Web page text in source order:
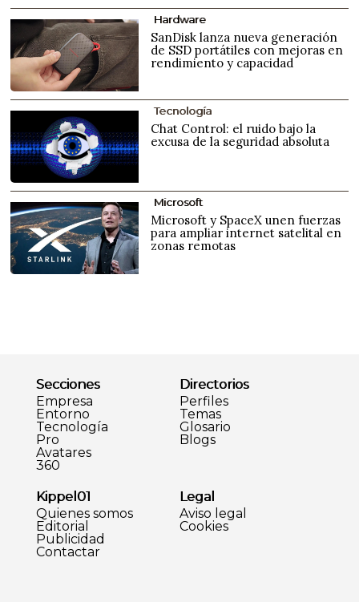
Hardware
SanDisk lanza nueva generación
de SSD portátiles con mejoras en
rendimiento y capacidad
Tecnología
Chat Control: el ruido bajo la
excusa de la seguridad absoluta
Microsoft
Microsoft y SpaceX unen fuerzas
para ampliar internet satelital en
zonas remotas
Secciones
Empresa
Entorno
Tecnología
Pro
Avatares
360
Directorios
Perfiles
Temas
Glosario
Blogs
Kippel01
Quienes somos
Editorial
Publicidad
Contactar
Legal
Aviso legal
Cookies